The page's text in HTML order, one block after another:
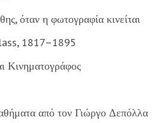
όταν η φωτογραφία κινείται
1817–1895
Κινηματογράφος
από τον Γιώργο Δεπόλλα